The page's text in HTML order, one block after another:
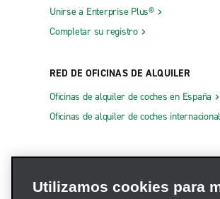
Unirse a Enterprise Plus®
Completar su registro
RED DE OFICINAS DE ALQUILER
Oficinas de alquiler de coches en España
Oficinas de alquiler de coches
Utilizamos cookies para